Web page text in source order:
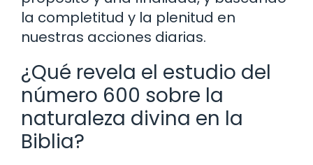
la completitud y la plenitud en
nuestras acciones diarias.
¿Qué revela el estudio del
número 600 sobre la
naturaleza divina en la
Biblia?